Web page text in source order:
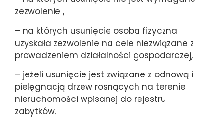
zezwolenie ,
– na których usunięcie osoba fizyczna
uzyskała zezwolenie na cele niezwiązane z
prowadzeniem działalności gospodarczej,
– jeżeli usunięcie jest związane z odnową i
pielęgnacją drzew rosnących na terenie
nieruchomości wpisanej do rejestru
zabytków,